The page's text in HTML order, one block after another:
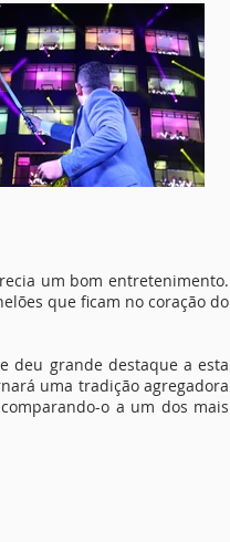
um bom entretenimento.
que ficam no coração do
deu grande destaque a esta
uma tradição agregadora
o a um dos mais